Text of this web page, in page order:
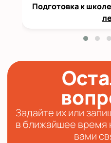
Подготовка к
Задайте их или
в ближайшее время
вами